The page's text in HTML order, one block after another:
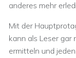
anderes mehr
Mit der
kann als Leser gar
ermitteln und